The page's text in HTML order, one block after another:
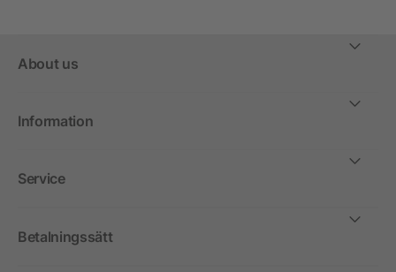
About us
Information
Service
Betalningssätt